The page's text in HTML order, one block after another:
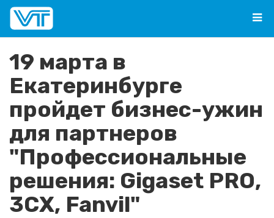
19 марта в
Екатеринбурге
пройдет бизнес-ужин
для партнеров
"Профессиональные
решения: Gigaset PRO,
3СХ, Fanvil"